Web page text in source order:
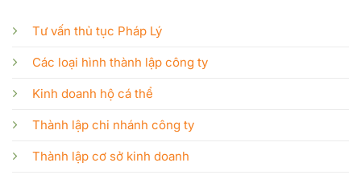
Tư vấn thủ tục Pháp Lý
Các loại hình thành lập công ty
Kinh doanh hộ cá thể
Thành lập chi nhánh công ty
Thành lập cơ sở kinh doanh